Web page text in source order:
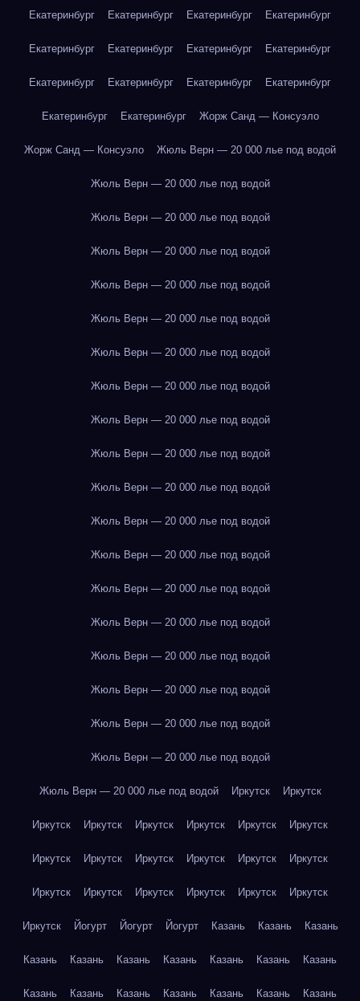
Екатеринбург Екатеринбург Екатеринбург Екатеринбург
Екатеринбург Екатеринбург Екатеринбург Екатеринбург
Екатеринбург Екатеринбург Екатеринбург Екатеринбург
Екатеринбург Екатеринбург Жорж Санд — Консуэло
Жорж Санд — Консуэло Жюль Верн — 20 000 лье под водой
Жюль Верн — 20 000 лье под водой
Жюль Верн — 20 000 лье под водой
Жюль Верн — 20 000 лье под водой
Жюль Верн — 20 000 лье под водой
Жюль Верн — 20 000 лье под водой
Жюль Верн — 20 000 лье под водой
Жюль Верн — 20 000 лье под водой
Жюль Верн — 20 000 лье под водой
Жюль Верн — 20 000 лье под водой
Жюль Верн — 20 000 лье под водой
Жюль Верн — 20 000 лье под водой
Жюль Верн — 20 000 лье под водой
Жюль Верн — 20 000 лье под водой
Жюль Верн — 20 000 лье под водой
Жюль Верн — 20 000 лье под водой
Жюль Верн — 20 000 лье под водой
Жюль Верн — 20 000 лье под водой
Жюль Верн — 20 000 лье под водой
Жюль Верн — 20 000 лье под водой Иркутск Иркутск
Иркутск Иркутск Иркутск Иркутск Иркутск Иркутск
Иркутск Иркутск Иркутск Иркутск Иркутск Иркутск
Иркутск Иркутск Иркутск Иркутск Иркутск Иркутск
Иркутск Йогурт Йогурт Йогурт Казань Казань Казань
Казань Казань Казань Казань Казань Казань Казань
Казань Казань Казань Казань Казань Казань Казань